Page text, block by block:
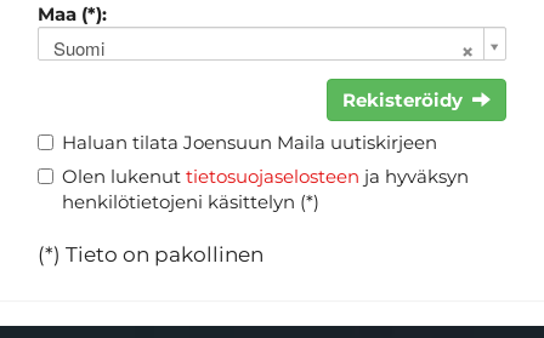
Maa (*):
Suomi
Rekisteröidy
Haluan tilata Joensuun Maila uutiskirjeen
Olen lukenut tietosuojaselosteen ja hyväksyn
henkilötietojeni käsittelyn (*)
(*) Tieto on pakollinen